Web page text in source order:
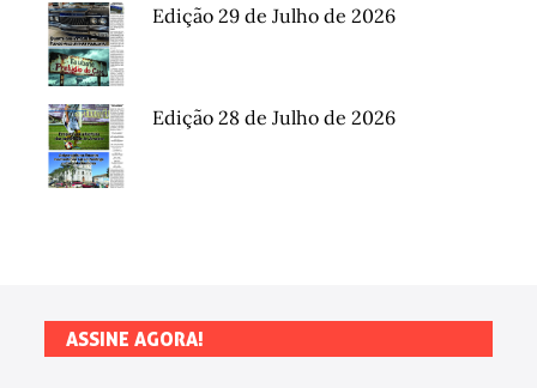
Edição 29 de Julho de 2026
Edição 28 de Julho de 2026
ASSINE AGORA!